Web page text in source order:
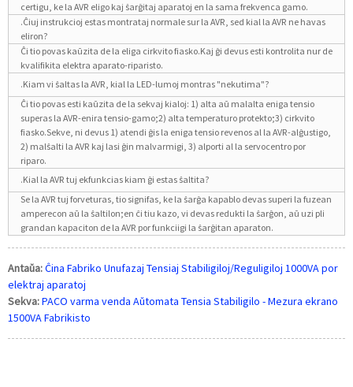
certigu, ke la AVR eligo kaj ŝarĝitaj aparatoj en la sama frekvenca gamo.
.Ĉiuj instrukcioj estas montrataj normale sur la AVR, sed kial la AVR ne havas
eliron?
Ĉi tio povas kaŭzita de la eliga cirkvito fiasko.Kaj ĝi devus esti kontrolita nur de
kvalifikita elektra aparato-riparisto.
.Kiam vi ŝaltas la AVR, kial la LED-lumoj montras "nekutima"?
Ĉi tio povas esti kaŭzita de la sekvaj kialoj: 1) alta aŭ malalta eniga tensio
superas la AVR-enira tensio-gamo;2) alta temperaturo protekto;3) cirkvito
fiasko.Sekve, ni devus 1) atendi ĝis la eniga tensio revenos al la AVR-alĝustigo,
2) malŝalti la AVR kaj lasi ĝin malvarmigi, 3) alporti al la servocentro por
riparo.
.Kial la AVR tuj ekfunkcias kiam ĝi estas ŝaltita?
Se la AVR tuj forveturas, tio signifas, ke la ŝarĝa kapablo devas superi la fuzean
amperecon aŭ la ŝaltilon;en ĉi tiu kazo, vi devas redukti la ŝarĝon, aŭ uzi pli
grandan kapaciton de la AVR por funkciigi la ŝarĝitan aparaton.
Antaŭa:Ĉina Fabriko Unufazaj Tensiaj Stabiligiloj/Reguligiloj 1000VA por
elektraj aparatoj
Sekva:PACO varma venda Aŭtomata Tensia Stabiligilo - Mezura ekrano
1500VA Fabrikisto